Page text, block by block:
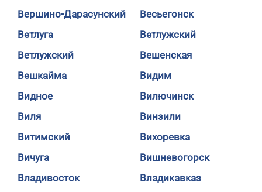
Вершино-Дарасунский
Весьегонск
Ветлуга
Ветлужский
Ветлужский
Вешенская
Вешкайма
Видим
Видное
Вилючинск
Виля
Винзили
Витимский
Вихоревка
Вичуга
Вишневогорск
Владивосток
Владикавказ